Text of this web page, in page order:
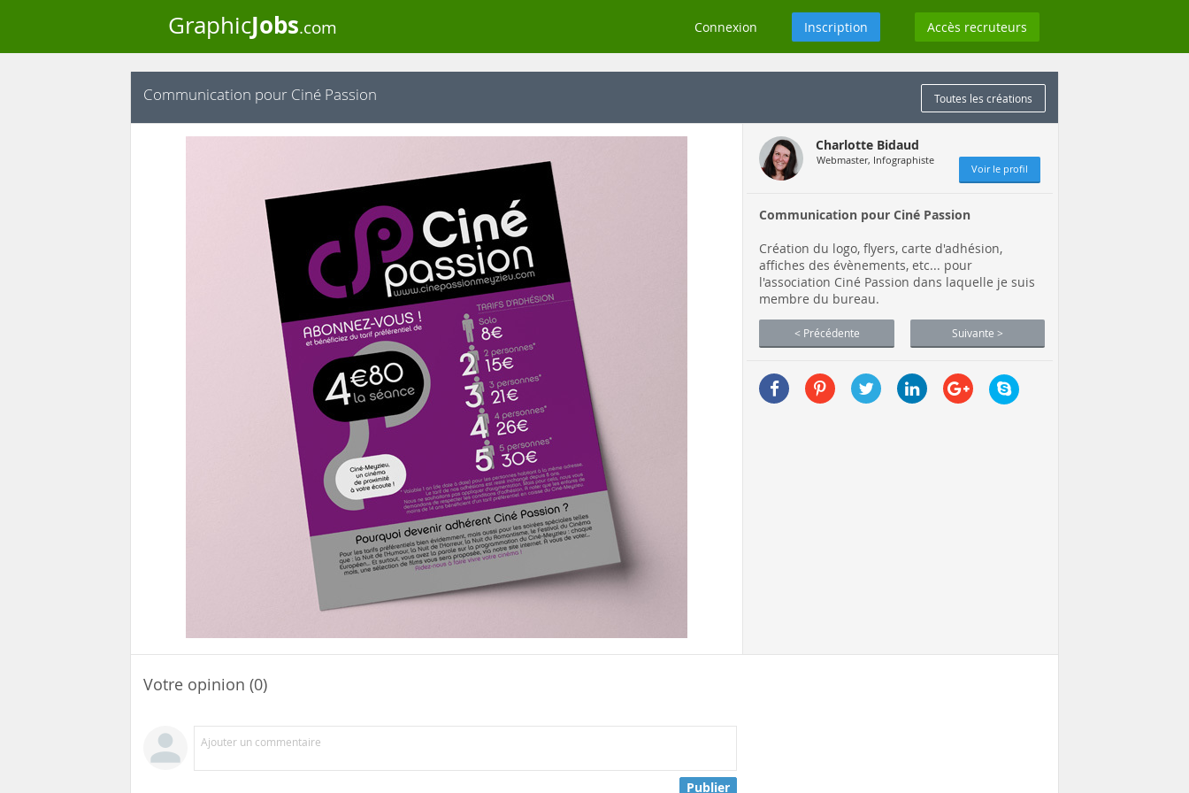
GraphicJobs.com Connexion Inscription Accès recruteurs
Communication pour Ciné Passion Toutes les créations
Charlotte Bidaud
Webmaster, Infographiste
Voir le profil
Communication pour Ciné Passion
Création du logo, flyers, carte d'adhésion,
affiches des évènements, etc... pour
l'association Ciné Passion dans laquelle je suis
membre du bureau.
< Précédente Suivante >
Votre opinion (0)
Ajouter un commentaire
Publier